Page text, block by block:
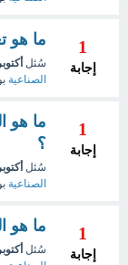
1
إجابة
ما هو
سُئل أكتوبر 21، 2019
الصناعية
1
إجابة
؟
سُئل أكتوبر 20، 2019
الصناعية
1
إجابة
ما هو
سُئل أكتوبر 16، 2019